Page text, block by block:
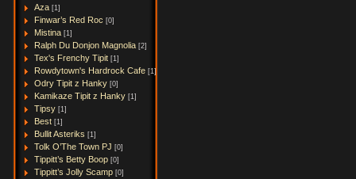
Aza [1]
Finwar’s Red Roc [0]
Mistina [1]
Ralph Du Donjon Magnolia [2]
Tex's Frenchy Tipit [1]
Rowdytown's Hardrock Cafe [1]
Odry Tipit z Hanky [0]
Kamikaze Tipit z Hanky [1]
Tipsy [1]
Best [1]
Bullit Asteriks [1]
Tolk O’The Town PJ [0]
Tippitt’s Betty Boop [0]
Tippitt’s Jolly Scamp [0]